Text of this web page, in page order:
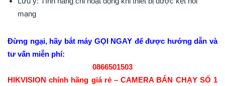
mạng
Đừng ngại, hãy bắt máy GỌI NGAY để được hướng dẫn và
tư vấn miễn phí:
0866501503
HIKVISION chính hãng giá rẻ – CAMERA BÁN CHẠY SỐ 1